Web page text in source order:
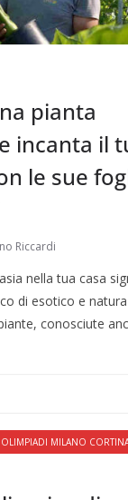
pianta
incanta il
le sue
Riccardi
nella tua casa
di esotico e natura
conosciute
OLIMPIADI MILANO